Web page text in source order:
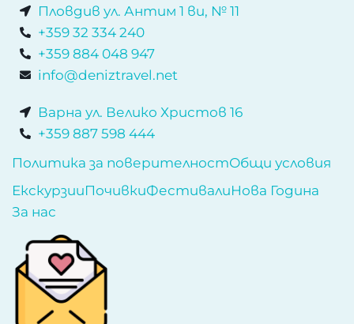
Пловдив ул. Антим 1 ви, № 11
+359 32 334 240
+359 884 048 947
info@deniztravel.net
Варна ул. Велико Христов 16
+359 887 598 444
Политика за поверителностОбщи условия
ЕкскурзииПочивкиФестивалиНова Година
За нас